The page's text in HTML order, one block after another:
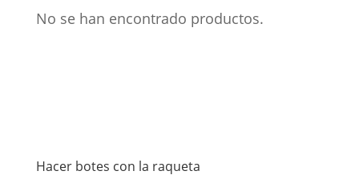
No se han encontrado productos.
Hacer botes con la raqueta